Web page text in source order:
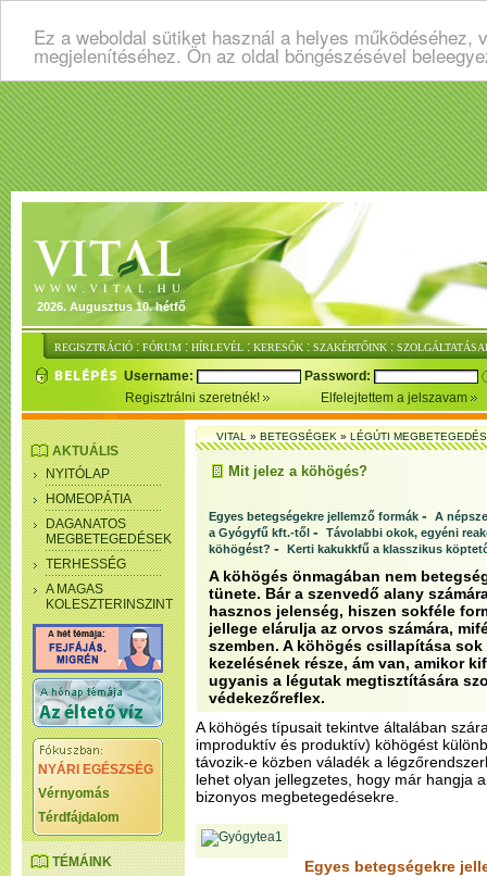
Ez a weboldal sütiket használ a helyes
megjelenítéséhez. Ön az oldal böngészésével
2026. Augusztus 10. hétfő
REGISZTRÁCIÓ : FÓRUM : HÍRLEVÉL : KERESŐK : SZAKÉRTŐINK :
Username:
Password:
Regisztrálni szeretnék!
Elfelejtettem a jelszavam
AKTUÁLIS
NYITÓLAP
HOMEOPÁTIA
DAGANATOS
MEGBETEGEDÉSEK
TERHESSÉG
A MAGAS
KOLESZTERINSZINT
NYÁRI EGÉSZSÉG
Vérnyomás
Térdfájdalom
TÉMÁINK
VITAL»BETEGSÉGEK»LÉGÚTI
Mit jelez a köhögés?
Egyes betegségekre jellemző formák - A
a Gyógyfű kft.-től - Távolabbi okok, egyéni
köhögést? - Kerti kakukkfű a klasszikus
A köhögés önmagában nem
tünete. Bár a szenvedő alany
hasznos jelenség, hiszen sokféle
jellege elárulja az orvos számára,
szemben. A köhögés csillapítása
kezelésének része, ám van, amikor
ugyanis a légutak megtisztítására
védekezőreflex.
A köhögés típusait tekintve általában
improduktív és produktív) köhögést
távozik-e közben váladék a
lehet olyan jellegzetes, hogy már hangja
bizonyos megbetegedésekre.
Egyes betegségekre